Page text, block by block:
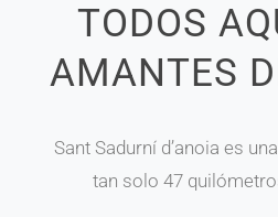
TODOS
AMANTES
Sant Sadurní d’anoia es
tan solo 47